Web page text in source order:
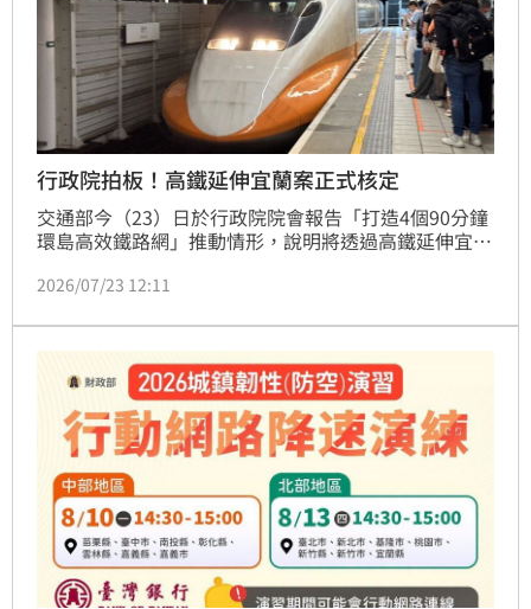
行政院拍板！高鐵延伸宜蘭案正式核定
交通部今（23）日於行政院院會報告「打造4個90分鐘
環島高效鐵路網」推動情形，說明將透過高鐵延伸宜
善暨瓶頸路段雙軌化等四項關鍵計畫，逐步建構環島高
2026/07/23 12:11